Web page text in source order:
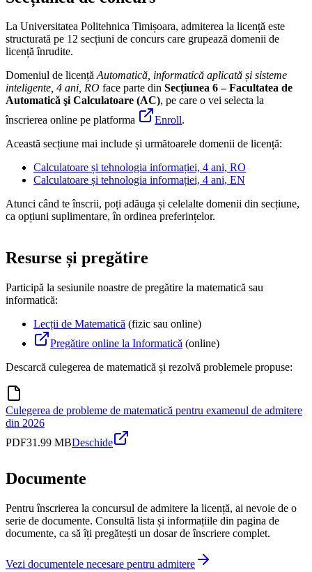
La Universitatea Politehnica Timișoara, admiterea la licență este
structurată pe 12 secțiuni de concurs care grupează domenii de
licență înrudite.
Domeniul de licențăAutomatică, informatică aplicată și sisteme
inteligente, 4 ani, RO face parte din Secțiunea 6 – Facultatea de
Automatică şi Calculatoare (AC), pe care o vei selecta la
înscrierea online pe platforma
Enroll.
Această secțiune mai include și următoarele domenii de licență:
Calculatoare și tehnologia informației, 4 ani, RO
Calculatoare și tehnologia informației, 4 ani, EN
Atunci când te înscrii, poți adăuga și celelalte domenii din secțiune,
ca opțiuni suplimentare, în ordinea preferințelor.
Resurse și pregătire
Participă la sesiunile noastre de pregătire la matematică sau
informatică:
Lecții de Matematică (fizic sau online)
Pregătire online la Informatică (online)
Descarcă culegerea de matematică și rezolvă problemele propuse:
Culegerea de probleme de matematică pentru examenul de admitere
din 2026
PDF31.99 MBDeschide
Documente
Pentru înscrierea la concursul de admitere la licență, ai nevoie de o
serie de documente. Consultă lista și informațiile din pagina de
documente, ca să îți pregătești un dosar de înscriere complet.
Vezi documentele necesare pentru admitere